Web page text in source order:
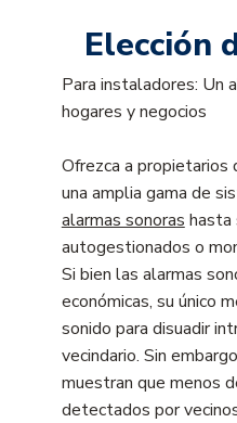
Elección
Para instaladores: Un
hogares y negocios
Ofrezca a propietarios
una amplia gama de
alarmas sonoras
autogestionados o
Si bien las alarmas
económicas, su único
sonido para disuadir
vecindario. Sin
muestran que menos
detectados por